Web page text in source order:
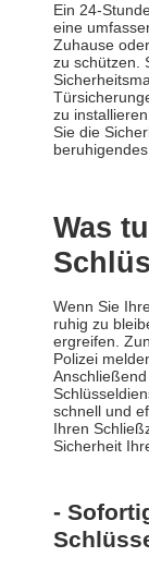
Ein 24-
eine
Zuhause
zu schützen.
zu
Sie die
Was
Wenn Sie
ruhig zu
ergreifen.
Polizei
schnell und
Ihren
Sicherheit
-